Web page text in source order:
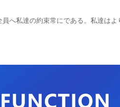
へ私達の約束常にである。私達はよ